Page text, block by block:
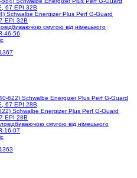
Schwalbe Energizer Plus Perf G-Guard
EPI 32B
смугою від німецького
46-56
Schwalbe Energizer Plus Perf G-Guard
EPI 28B
смугою від німецького
16-07